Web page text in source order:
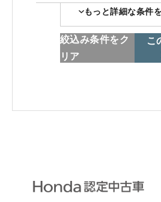
点検・整備のご
各店舗へのお問い
コーポレートサイ
もっと詳細な条件
絞込み条件をク
リア
こ